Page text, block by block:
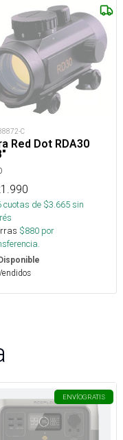
C
Red Dot RDA30
cuotas de $3.665sin
$880 por
ENVÍOGRATIS